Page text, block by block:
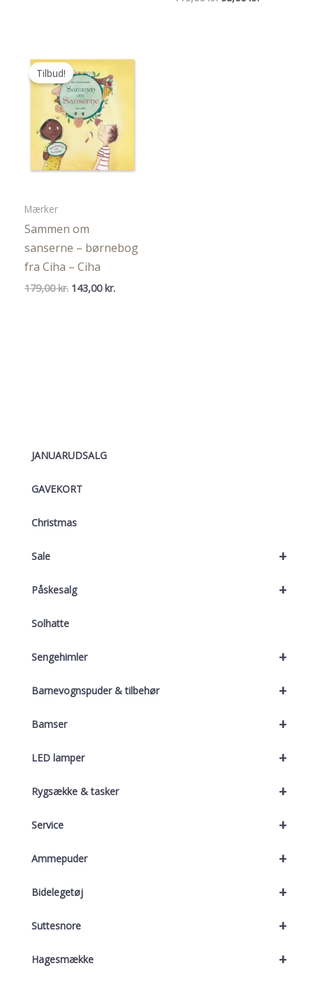
JANUARUDSALG
GAVEKORT
Christmas
+
Sale
+
Påskesalg
Solhatte
+
Sengehimler
+
Barnevognspuder & tilbehør
+
Bamser
+
LED lamper
+
Rygsække & tasker
+
Service
+
Ammepuder
+
Bidelegetøj
+
Suttesnore
+
Hagesmække
Tilbud!
Mærker
Sammen om
sanserne – børnebog
fra Ciha – Ciha
179,00kr. Den
143,00kr.